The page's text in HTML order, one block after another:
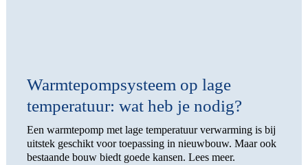
Warmtepompsysteem op lage
temperatuur: wat heb je nodig?
Een warmtepomp met lage temperatuur verwarming is bij
uitstek geschikt voor toepassing in nieuwbouw. Maar ook
bestaande bouw biedt goede kansen. Lees meer.